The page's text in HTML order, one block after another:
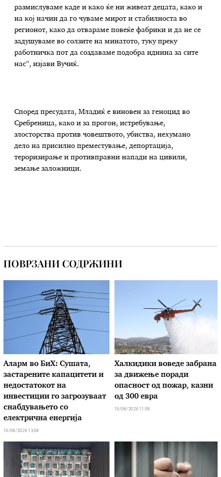
размислуваме каде и како ќе ни живеат децата, како и
на кој начин да го чуваме мирот и стабилноста во
регионот, како да отвараме повеќе фабрики и да не се
задушуваме во солзите на минатото, туку преку
работничка пот да создаваме подобра иднина за сите
нас“, изјави Вучиќ.
Според пресудата, Младиќ е виновен за геноцид во
Сребреница, како и за прогон, истребување,
злосторства против човештвото, убиства, нехумано
дело на присилно преместување, депортација,
тероризирање и противправни напади на цивили,
земање заложници.
ПОВРЗАНИ СОДРЖИНИ
Аларм во БиХ: Сушата,
застарените капацитети и
недостатокот на
инвестиции го загрозуваат
снабдувањето со
електрична енергија
10/08/2026 13:08
Халкидики воведе забрана
за движење поради
опасност од пожар, казни
од 300 евра
10/08/2026 11:08